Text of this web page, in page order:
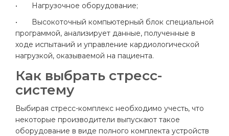
•
Нагрузочное оборудование;
•
Высокоточный компьютерный блок специальной
программой, анализирует данные, полученные в
ходе испытаний и управление кардиологической
нагрузкой, оказываемой на пациента.
Как выбрать стресс-
систему
Выбирая стресс-комплекс необходимо учесть, что
некоторые производители выпускают такое
оборудование в виде полного комплекта устройств